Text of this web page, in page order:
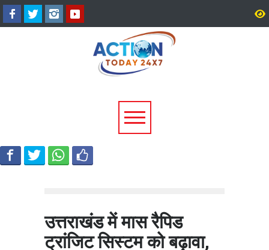
अल्मोड़ा के गांव से आसमान तक: रवि
टम्टा ने तैयार किया पर्सनल फ्लाइंग
व्हीकल, सफल ट्रायल से मची चर्चा
उत्तराखंड में मास रैपिड
ट्रांजिट सिस्टम को बढ़ावा,